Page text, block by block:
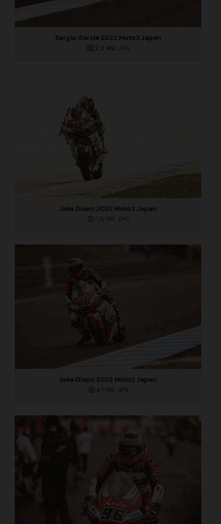
Sergio Garcia 2022 Moto3 Japan
2,8 MB .JPG
Jake Dixon 2022 Moto2 Japan
1,8 MB .JPG
Jake Dixon 2022 Moto2 Japan
4,1 MB .JPG